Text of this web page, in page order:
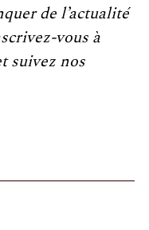
de l’actualité
vous à
suivez nos